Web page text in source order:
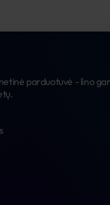
parduotuvė - lino